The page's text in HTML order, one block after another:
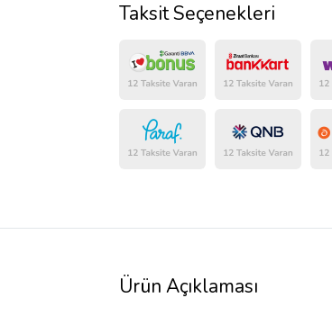
Taksit Seçenekleri
Ürün Açıklaması